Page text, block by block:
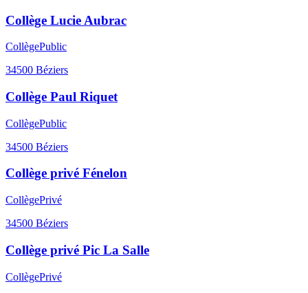
Collège Lucie Aubrac
CollègePublic
34500 Béziers
Collège Paul Riquet
CollègePublic
34500 Béziers
Collège privé Fénelon
CollègePrivé
34500 Béziers
Collège privé Pic La Salle
CollègePrivé